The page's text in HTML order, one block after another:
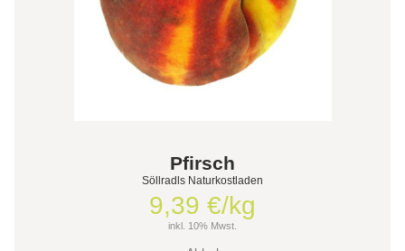
Pfirsch
Söllradls Naturkostladen
9,39 €/kg
inkl. 10% Mwst.